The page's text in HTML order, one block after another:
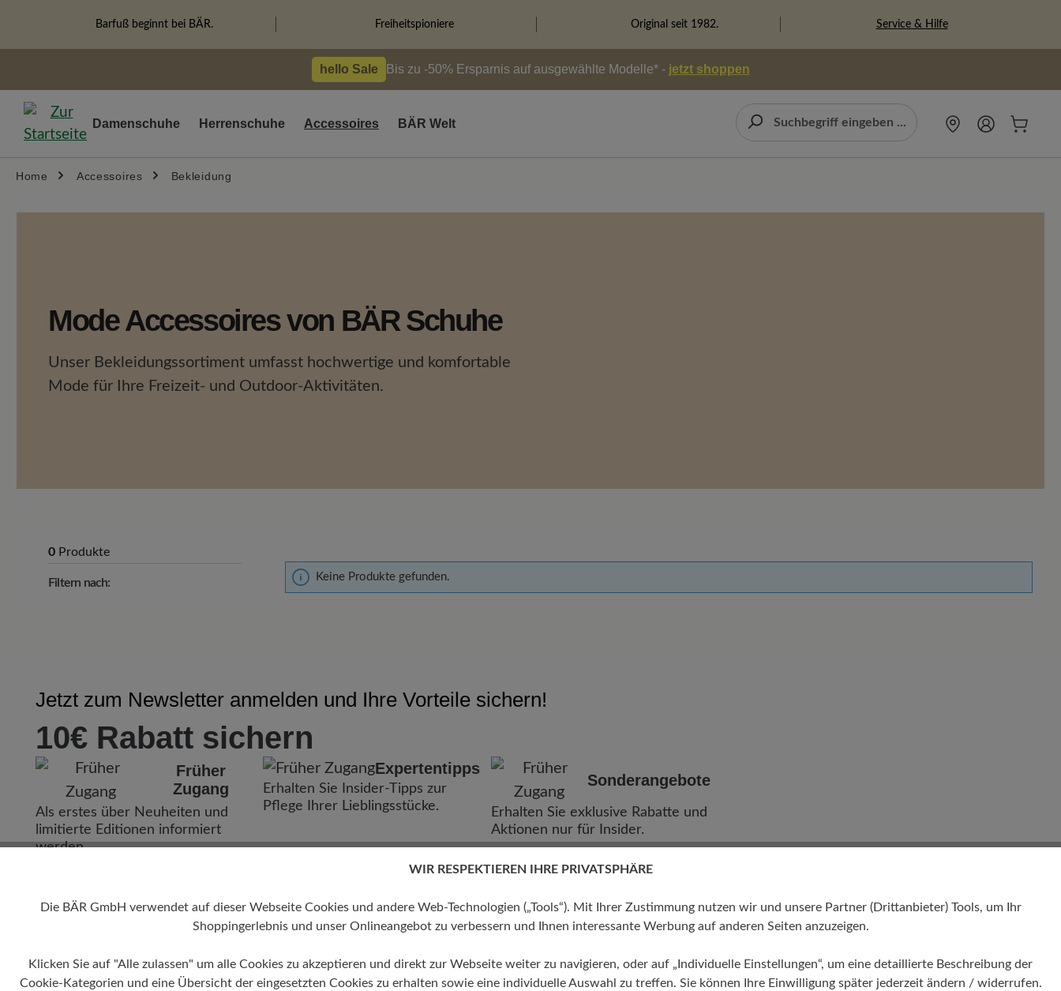
Zur Hauptnavigation springen
Barfuß beginnt bei BÄR. Freiheitspioniere Original seit 1982. Service & Hilfe
hello Sale Bis zu -50% Ersparnis auf ausgewählte Modelle* - jetzt shoppen
Damenschuhe Herrenschuhe Accessoires BÄR Welt
Home Accessoires Bekleidung
Mode Accessoires von BÄR Schuhe
Unser Bekleidungssortiment umfasst hochwertige und komfortable
Mode für Ihre Freizeit- und Outdoor-Aktivitäten.
0 Produkte
Filtern nach: Keine Produkte gefunden.
Jetzt zum Newsletter anmelden und Ihre Vorteile sichern!
10€ Rabatt sichern
Früher
Zugang
Als erstes über Neuheiten und
limitierte Editionen informiert
werden.
Expertentipps
Erhalten Sie Insider-Tipps zur
Pflege Ihrer Lieblingsstücke.
Sonderangebote
Erhalten Sie exklusive Rabatte und
Aktionen nur für Insider.
WIR RESPEKTIEREN IHRE PRIVATSPHÄRE
Die BÄR GmbH verwendet auf dieser Webseite Cookies und andere Web-Technologien („Tools“). Mit Ihrer Zustimmung nutzen wir und unsere Partner (Drittanbieter) Tools, um Ihr
Shoppingerlebnis und unser Onlineangebot zu verbessern und Ihnen interessante Werbung auf anderen Seiten anzuzeigen.
Klicken Sie auf "Alle zulassen" um alle Cookies zu akzeptieren und direkt zur Webseite weiter zu navigieren, oder auf „Individuelle Einstellungen“, um eine detaillierte Beschreibung der
Cookie-Kategorien und eine Übersicht der eingesetzten Cookies zu erhalten sowie eine individuelle Auswahl zu treffen. Sie können Ihre Einwilligung später jederzeit ändern / widerrufen.